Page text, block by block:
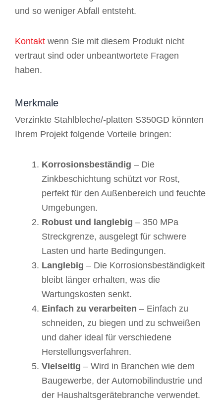
und so weniger Abfall entsteht.
Kontakt wenn Sie mit diesem Produkt nicht
vertraut sind oder unbeantwortete Fragen
haben.
Merkmale
Verzinkte Stahlbleche/-platten S350GD könnten
Ihrem Projekt folgende Vorteile bringen:
Korrosionsbeständig – Die
Zinkbeschichtung schützt vor Rost,
perfekt für den Außenbereich und feuchte
Umgebungen.
Robust und langlebig – 350 MPa
Streckgrenze, ausgelegt für schwere
Lasten und harte Bedingungen.
Langlebig – Die Korrosionsbeständigkeit
bleibt länger erhalten, was die
Wartungskosten senkt.
Einfach zu verarbeiten – Einfach zu
schneiden, zu biegen und zu schweißen
und daher ideal für verschiedene
Herstellungsverfahren.
Vielseitig – Wird in Branchen wie dem
Baugewerbe, der Automobilindustrie und
der Haushaltsgerätebranche verwendet.